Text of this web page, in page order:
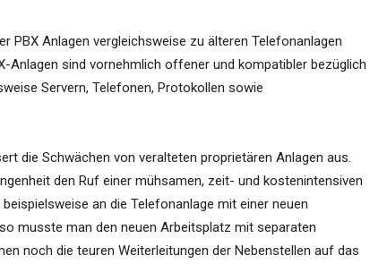
PBX Anlagen vergleichsweise zu älteren Telefonanlagen
Anlagen sind vornehmlich offener und kompatibler bezüglich
Servern, Telefonen, Protokollen sowie
die Schwächen von veralteten proprietären Anlagen aus.
den Ruf einer mühsamen, zeit- und kostenintensiven
an die Telefonanlage mit einer neuen
musste man den neuen Arbeitsplatz mit separaten
noch die teuren Weiterleitungen der Nebenstellen auf das